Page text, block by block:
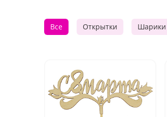
Все Открытки Шарики